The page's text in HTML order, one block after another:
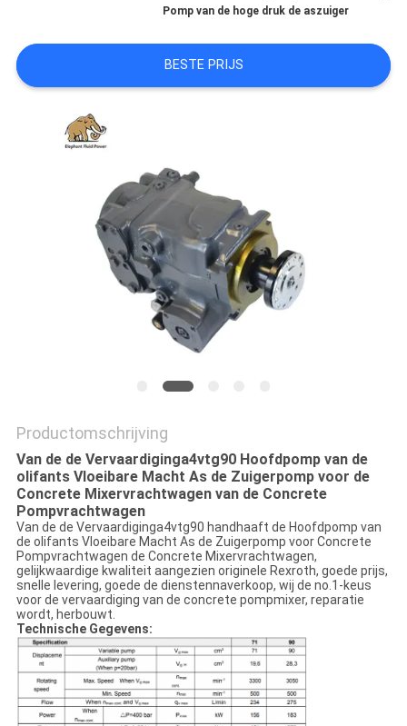
PRIVACY
POLICY
Pomp van de hoge druk de aszuiger
BESTE PRIJS
Productomschrijving
Van de de Vervaardiginga4vtg90 Hoofdpomp van de
olifants Vloeibare Macht As de Zuigerpomp voor de
Concrete Mixervrachtwagen van de Concrete
Pompvrachtwagen
Van de de Vervaardiginga4vtg90 handhaaft de Hoofdpomp van
de olifants Vloeibare Macht As de Zuigerpomp voor Concrete
Pompvrachtwagen de Concrete Mixervrachtwagen,
gelijkwaardige kwaliteit aangezien originele Rexroth, goede prijs,
snelle levering, goede de dienstennaverkoop, wij de no.1-keus
voor de vervaardiging van de concrete pompmixer, reparatie
wordt, herbouwt.
Technische Gegevens: